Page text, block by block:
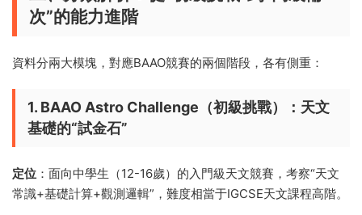
次”的能力進階
資料分兩大模塊，對應BAAO競賽的兩個階段，各有側重：
1. BAAO Astro Challenge（初級挑戰）：天文
基礎的“試金石”
定位 ：面向中學生（12-16歲）的入門級天文競賽，考察“天文
常識+基礎計算+觀測邏輯”，難度相當于IGCSE天文課程高階。